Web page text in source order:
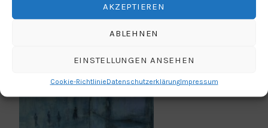
AKZEPTIEREN
ABLEHNEN
EINSTELLUNGEN ANSEHEN
Cookie-RichtlinieDatenschutzerklärungImpressum
25 junge Performerinnen und Performer gestalten
eine publikumsnahe Aufführung, die ausschnitthaft an
Lebensstationen der NS-Opfer innehält und den